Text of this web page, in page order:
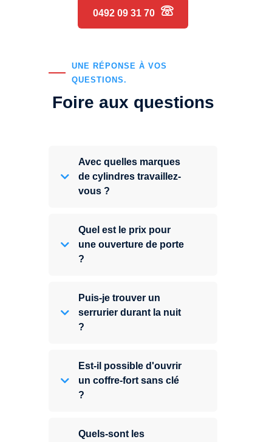
0492 09 31 70
UNE RÉPONSE À VOS
QUESTIONS.
Foire aux questions
Avec quelles marques
de cylindres travaillez-
vous ?
Quel est le prix pour
une ouverture de porte
?
Puis-je trouver un
serrurier durant la nuit
?
Est-il possible d'ouvrir
un coffre-fort sans clé
?
Quels-sont les